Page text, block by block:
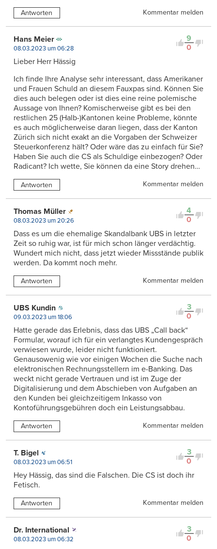
Antworten Kommentar melden
9
0
Hans Meier
08.03.2023 um 06:28
Lieber Herr Hässig
Ich finde Ihre Analyse sehr interessant, dass Amerikaner
und Frauen Schuld an diesem Fauxpas sind. Können Sie
dies auch belegen oder ist dies eine reine polemische
Aussage von Ihnen? Komischerweise gibt es bei den
restlichen 25 (Halb-)Kantonen keine Probleme, könnte
es auch möglicherweise daran liegen, dass der Kanton
Zürich sich nicht exakt an die Vorgaben der Schweizer
Steuerkonferenz hält? Oder wäre das zu einfach für Sie?
Haben Sie auch die CS als Schuldige einbezogen? Oder
Radicant? Ich wette, Sie können da eine Story drehen…
Antworten Kommentar melden
4
0
Thomas Müller
08.03.2023 um 20:26
Dass es um die ehemalige Skandalbank UBS in letzter
Zeit so ruhig war, ist für mich schon länger verdächtig.
Wundert mich nicht, dass jetzt wieder Missstände publik
werden. Da kommt noch mehr.
Antworten Kommentar melden
3
0
UBS Kundin
09.03.2023 um 18:06
Hatte gerade das Erlebnis, dass das UBS „Call back“
Formular, worauf ich für ein verlangtes Kundengespräch
verwiesen wurde, leider nicht funktioniert.
Genausowenig wie vor einigen Wochen die Suche nach
elektronischen Rechnungsstellern im e-Banking. Das
weckt nicht gerade Vertrauen und ist im Zuge der
Digitalisierung und dem Abschieben von Aufgaben an
den Kunden bei gleichzeitigem Inkasso von
Kontoführungsgebühren doch ein Leistungsabbau.
Antworten Kommentar melden
3
0
T. Bigel
08.03.2023 um 06:51
Hey Hässig, das sind die Falschen. Die CS ist doch ihr
Fetisch.
Antworten Kommentar melden
3
0
Dr. International
08.03.2023 um 06:32